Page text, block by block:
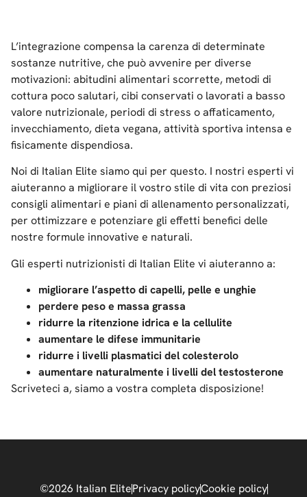
L’integrazione compensa la carenza di determinate
sostanze nutritive, che può avvenire per diverse
motivazioni: abitudini alimentari scorrette, metodi di
cottura poco salutari, cibi conservati o lavorati a basso
valore nutrizionale, periodi di stress o affaticamento,
invecchiamento, dieta vegana, attività sportiva intensa e
fisicamente dispendiosa.
Noi di Italian Elite siamo qui per questo. I nostri esperti vi
aiuteranno a migliorare il vostro stile di vita con preziosi
consigli alimentari e piani di allenamento personalizzati,
per ottimizzare e potenziare gli effetti benefici delle
nostre formule innovative e naturali.
Gli esperti nutrizionisti di Italian Elite vi aiuteranno a:
migliorare l’aspetto di capelli, pelle e unghie
perdere peso e massa grassa
ridurre la ritenzione idrica e la cellulite
aumentare le difese immunitarie
ridurre i livelli plasmatici del colesterolo
aumentare naturalmente i livelli del testosterone
Scriveteci a, siamo a vostra completa disposizione!
©2026 Italian ElitePrivacy policyCookie policy